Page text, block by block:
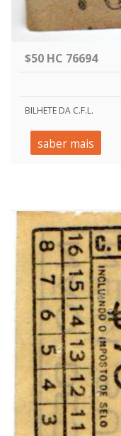
$50 HC 76694
BILHETE DA C.F.L.
saber mais